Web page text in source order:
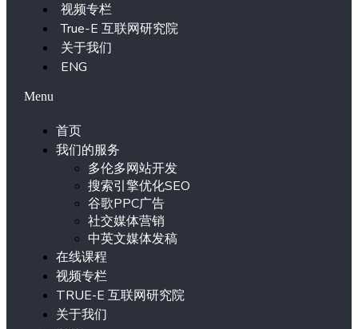
视频专栏
True-E 互联网研究院
关于我们
ENG
Menu
首页
我们的服务
多伦多网站开发
搜索引擎优化SEO
谷歌PPC广告
社交媒体营销
中英文媒体发稿
在线课程
视频专栏
TRUE-E 互联网研究院
关于我们